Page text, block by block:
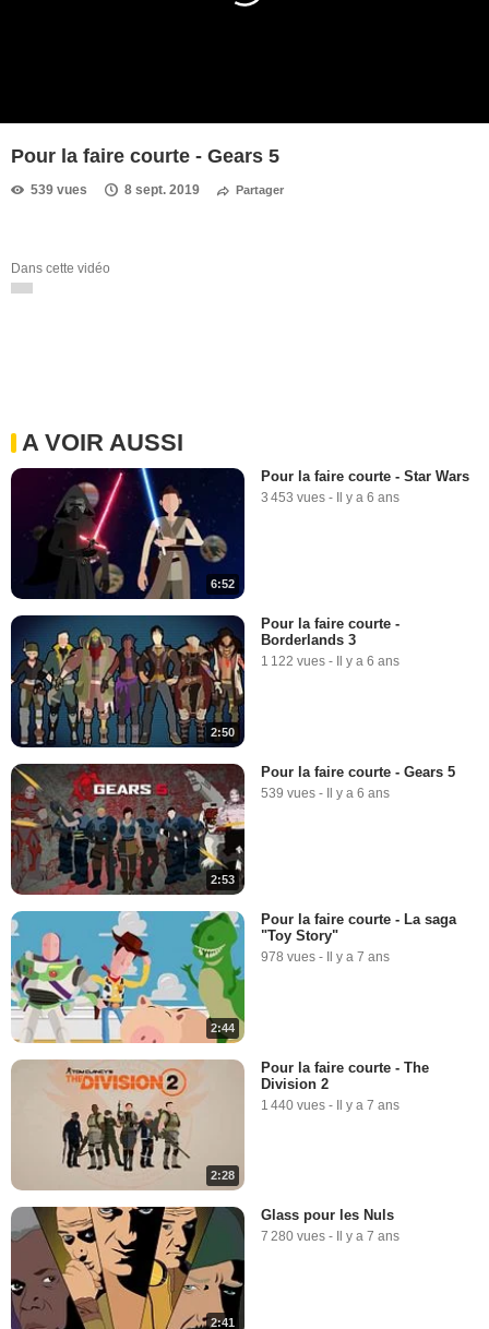
Pour la faire courte - Gears 5
539 vues 8 sept. 2019 Partager
Dans cette vidéo
A VOIR AUSSI
6:52
Pour la faire courte - Star Wars
3 453 vues - Il y a 6 ans
2:50
Pour la faire courte -
Borderlands 3
1 122 vues - Il y a 6 ans
2:53
Pour la faire courte - Gears 5
539 vues - Il y a 6 ans
2:44
Pour la faire courte - La saga
"Toy Story"
978 vues - Il y a 7 ans
2:28
Pour la faire courte - The
Division 2
1 440 vues - Il y a 7 ans
2:41
Glass pour les Nuls
7 280 vues - Il y a 7 ans